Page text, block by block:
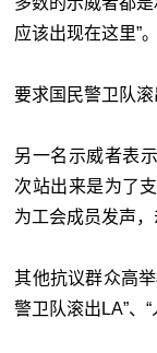
应该出现在这里”。
要求国民警卫队
另一名示威者表
次站出来是为了
为工会成员发声
其他抗议群众高
警卫队滚出LA”、